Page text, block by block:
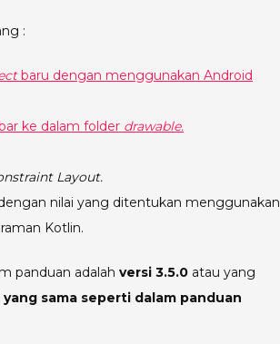
:
baru dengan menggunakan Android
ke dalam folder drawable.
Layout.
nilai yang ditentukan menggunakan
Kotlin.
panduan adalah versi 3.5.0 atau yang
sama seperti dalam panduan